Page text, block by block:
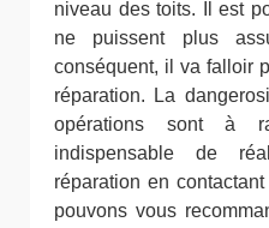
niveau des toits. Il est
ne puissent plus
conséquent, il va falloir
réparation. La
opérations sont à
indispensable de
réparation en
pouvons vous